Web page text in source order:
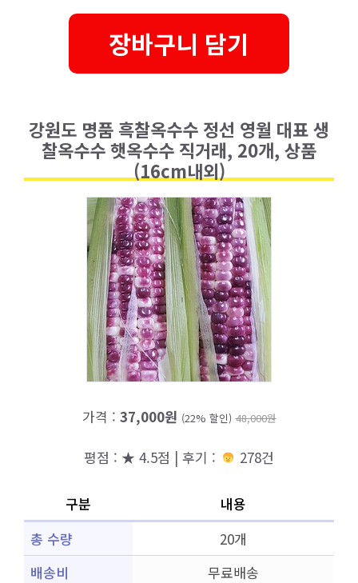
장바구니 담기
강원도 명품 흑찰옥수수 정선 영월 대표 생
찰옥수수 햇옥수수 직거래, 20개, 상품
(16cm내외)
가격 : 37,000원 (22% 할인) 48,000원
평점 : ★ 4.5점 | 후기 : 278건
구분
내용
총 수량
20개
배송비
무료배송